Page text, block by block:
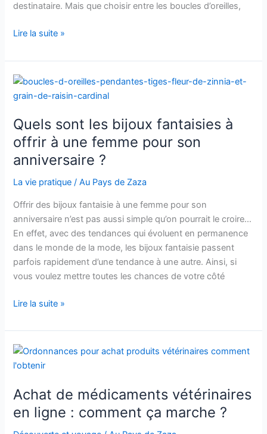
destinataire. Mais que choisir entre les boucles d’oreilles,
Les
préférés
des
femmes
Lire la suite »
Quels sont les bijoux fantaisies à
offrir à une femme pour son
anniversaire ?
La vie pratique /Au Pays de Zaza
Offrir des bijoux fantaisie à une femme pour son
anniversaire n’est pas aussi simple qu’on pourrait le croire…
En effet, avec des tendances qui évoluent en permanence
dans le monde de la mode, les bijoux fantaisie passent
parfois rapidement d’une tendance à une autre. Ainsi, si
vous voulez mettre toutes les chances de votre côté
Quels
les
bijoux
fantaisies
offrir
à
une
femme
Lire la suite »
Achat de médicaments vétérinaires
en ligne : comment ça marche ?